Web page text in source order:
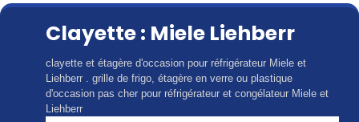
Clayette : Miele Liehberr
clayette et étagère d'occasion pour réfrigérateur Miele et
Liehberr . grille de frigo, étagère en verre ou plastique
d'occasion pas cher pour réfrigérateur et congélateur Miele et
Liehberr